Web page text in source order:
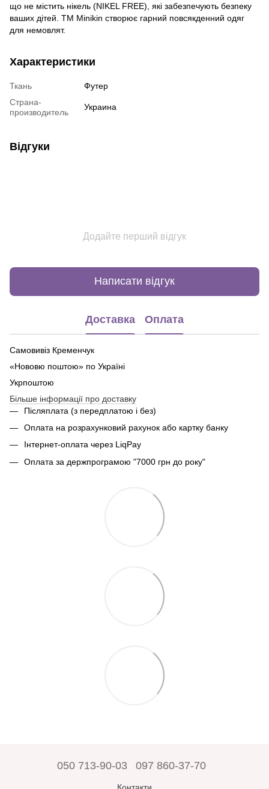
що не містить нікель (NIKEL FREE), які забезпечують безпеку
ваших дітей. ТМ Minikin створює гарний повсякденний одяг
для немовлят.
Характеристики
Ткань
Футер
Страна-
производитель
Украина
Відгуки
Додайте перший відгук
Написати відгук
Доставка Оплата
Самовивіз Кременчук
«Нововю поштою» по Україні
Укрпоштою
Більше інформації про доставку
Післяплата (з передплатою і без)
Оплата на розрахунковий рахунок або картку банку
Інтернет-оплата через LiqPay
Оплата за держпрограмою "7000 грн до року"
050 713-90-03 097 860-37-70
Контакти